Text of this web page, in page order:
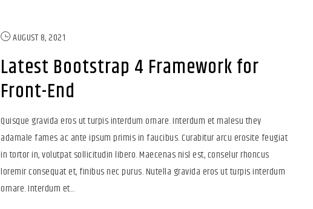
AUGUST 8, 2021
Latest Bootstrap 4 Framework for
Front-End
Quisque gravida eros ut turpis interdum ornare. Interdum et malesu they
adamale fames ac ante ipsum primis in faucibus. Curabitur arcu erosite feugiat
in tortor in, volutpat sollicitudin libero. Maecenas nisl est, conselur rhoncus
loremir consequat et, finibus nec purus. Nutella gravida eros ut turpis interdum
ornare. Interdum et...